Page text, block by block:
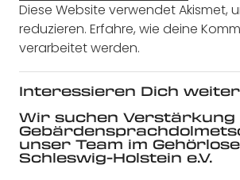
Diese Website verwendet Akismet,
reduzieren. Erfahre, wie deine
verarbeitet werden.
Interessieren Dich
Wir suchen Verstärkung
unser Team im
Schleswig-Holstein e.V.